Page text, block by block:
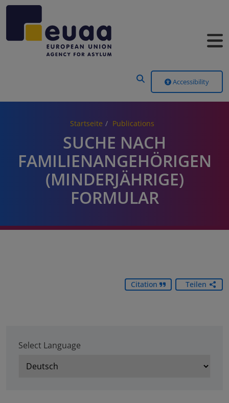
Accessibility
Startseite Publications
SUCHE NACH
FAMILIENANGEHÖRIGEN
(MINDERJÄHRIGE)
FORMULAR
Citation Teilen
Select Language